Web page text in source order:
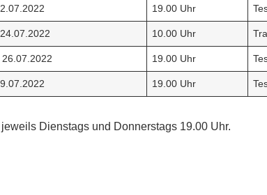
19.00 Uhr
10.00 Uhr
19.00 Uhr
19.00 Uhr
Dienstags und Donnerstags 19.00 Uhr.